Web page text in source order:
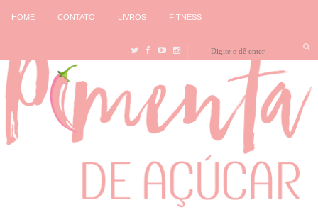
HOME CONTATO LIVROS FITNESS